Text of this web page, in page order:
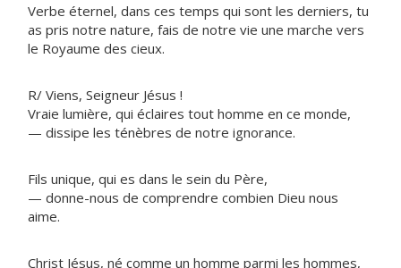
Verbe éternel, dans ces temps qui sont les derniers, tu
as pris notre nature, fais de notre vie une marche vers
le Royaume des cieux.
R/ Viens, Seigneur Jésus !
Vraie lumière, qui éclaires tout homme en ce monde,
— dissipe les ténèbres de notre ignorance.
Fils unique, qui es dans le sein du Père,
— donne-nous de comprendre combien Dieu nous
aime.
Christ Jésus, né comme un homme parmi les hommes,